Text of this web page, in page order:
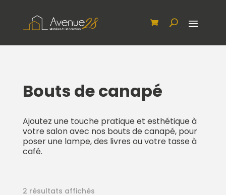
Bouts de canapé
Ajoutez une touche pratique et esthétique à
votre salon avec nos bouts de canapé, pour
poser une lampe, des livres ou votre tasse à
café.
2 résultats affichés